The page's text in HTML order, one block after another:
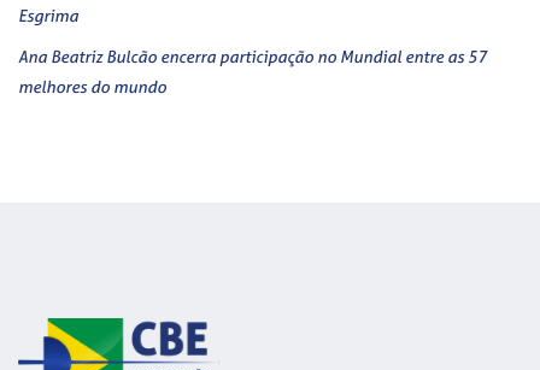
Esgrima
Ana Beatriz Bulcão encerra participação no Mundial entre as 57
melhores do mundo